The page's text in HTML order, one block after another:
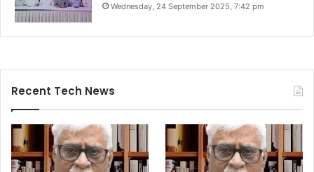
Wednesday, 24 September 2025, 7:42 pm
Recent Tech News